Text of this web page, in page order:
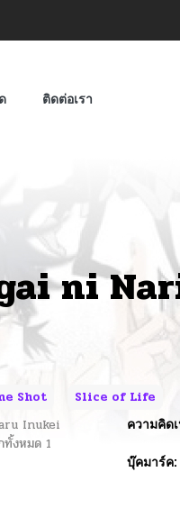
ติดต่อเรา
ni
Shot
Slice of Life
Inukei
ทั้งหมด 1
ความคิด
บุ๊คมาร์ค: